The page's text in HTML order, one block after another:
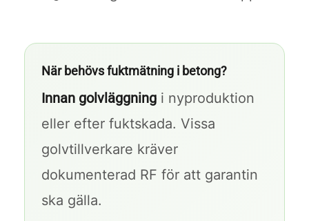
När behövs fuktmätning i betong?
Innan golvläggningi nyproduktion
eller efter fuktskada. Vissa
golvtillverkare kräver
dokumenterad RF för att garantin
ska gälla.